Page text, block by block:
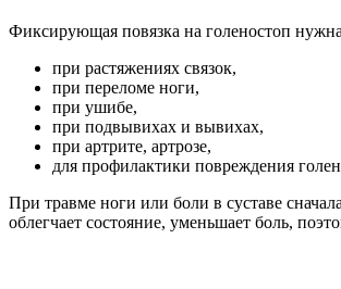
Фиксирующая повязка на голеностоп
при растяжениях связок,
при переломе ноги,
при ушибе,
при подвывихах и вывихах,
при артрите, артрозе,
для профилактики повреждения
При травме ноги или боли в суставе
облегчает состояние, уменьшает боль,